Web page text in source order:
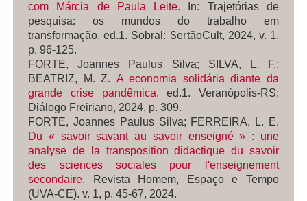
com Márcia de Paula Leite. In: Trajetórias de
pesquisa: os mundos do trabalho em
transformação. ed.1. Sobral: SertãoCult, 2024, v. 1,
p. 96-125.
FORTE, Joannes Paulus Silva; SILVA, L. F.;
BEATRIZ, M. Z. A economia solidária diante da
grande crise pandêmica. ed.1. Veranópolis-RS:
Diálogo Freiriano, 2024. p. 309.
FORTE, Joannes Paulus Silva; FERREIRA, L. E.
Du « savoir savant au savoir enseigné » : une
analyse de la transposition didactique du savoir
des sciences sociales pour l'enseignement
secondaire.
Revista Homem, Espaço e Tempo
(UVA-CE). v. 1, p. 45-67, 2024.